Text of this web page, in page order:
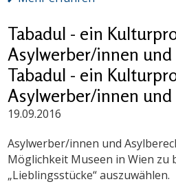
Tabadul - ein
Asylwerber/innen
Tabadul - ein
Asylwerber/innen
19.09.2016
Asylwerber/innen und
Möglichkeit Museen in Wien zu
„Lieblingsstücke“ auszuwählen.